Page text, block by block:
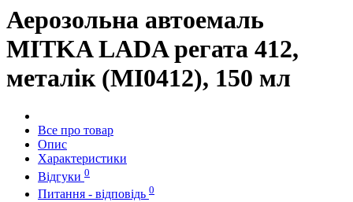
Аерозольна автоемаль
MITKA LADA регата 412,
металік (MI0412), 150 мл
Все про товар
Опис
Характеристики
Відгуки 0
Питання - відповідь 0